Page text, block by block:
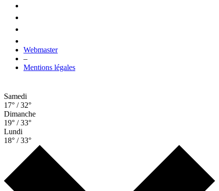
Webmaster
–
Mentions légales
Samedi
17° / 32°
Dimanche
19° / 33°
Lundi
18° / 33°